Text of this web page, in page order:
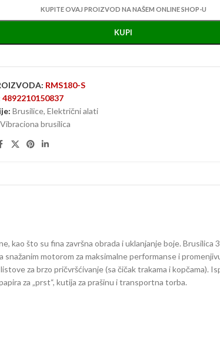
KUPITE OVAJ PROIZVOD NA NAŠEM ONLINE SHOP-U
KUPI
RMS180-S
4892210150837
Brusilice, Električni alati
Vibraciona brusilica
kao što su fina završna obrada i uklanjanje boje. Brusilica
motorom za maksimalne performanse i
za brzo pričvršćivanje (sa čičak trakama i kopčama).
za „prst“, kutija za prašinu i transportna torba.